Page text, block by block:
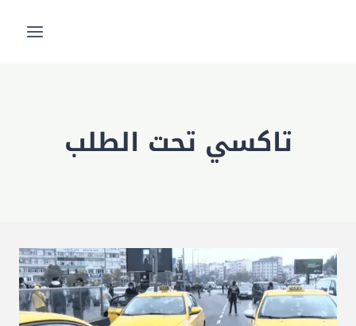
تاكسي تحت الطلب